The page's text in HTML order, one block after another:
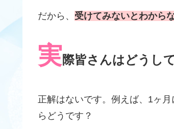
だから、 受けてみないとわから
実際皆さんはどうし
正解はないです。例えば、1ヶ
らどうです？